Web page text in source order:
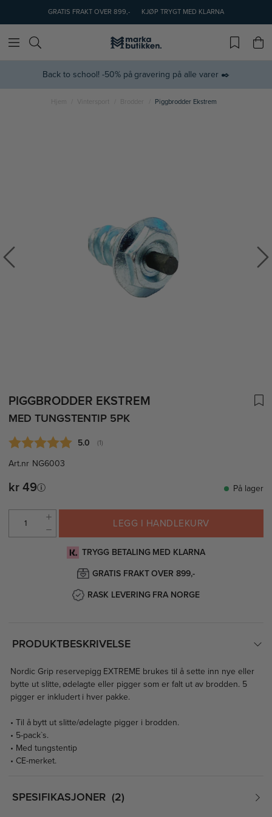
GRATIS FRAKT OVER 899,- KJØP TRYGT MED KLARNA
Back to school! -50% på gravering på alle varer ✒️
Hjem Vintersport Brodder Piggbrodder Ekstrem
PIGGBRODDER EKSTREM
MED TUNGSTENTIP 5PK
Gjennomsnittskarakter:
5.0 (stemmer:
1)
Art.nr NG6003
kr 49 På lager
LEGG I HANDLEKURV
TRYGG BETALING MED KLARNA
GRATIS FRAKT OVER 899,-
RASK LEVERING FRA NORGE
PRODUKTBESKRIVELSE
Nordic Grip reservepigg EXTREME brukes til å sette inn nye eller
bytte ut slitte, ødelagte eller pigger som er falt ut av brodden. 5
pigger er inkludert i hver pakke.
• Til å bytt ut slitte/ødelagte pigger i brodden.
• 5-pack`s.
• Med tungstentip
• CE-merket.
SPESIFIKASJONER 2